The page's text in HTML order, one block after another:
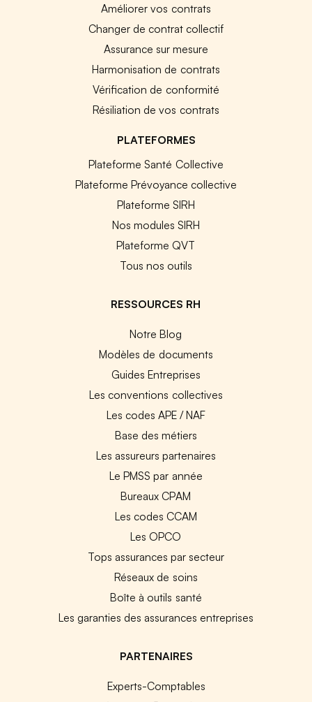
Améliorer vos contrats
Changer de contrat collectif
Assurance sur mesure
Harmonisation de contrats
Vérification de conformité
Résiliation de vos contrats
PLATEFORMES
Plateforme Santé Collective
Plateforme Prévoyance collective
Plateforme SIRH
Nos modules SIRH
Plateforme QVT
Tous nos outils
RESSOURCES RH
Notre Blog
Modèles de documents
Guides Entreprises
Les conventions collectives
Les codes APE / NAF
Base des métiers
Les assureurs partenaires
Le PMSS par année
Bureaux CPAM
Les codes CCAM
Les OPCO
Tops assurances par secteur
Réseaux de soins
Boîte à outils santé
Les garanties des assurances entreprises
PARTENAIRES
Experts-Comptables